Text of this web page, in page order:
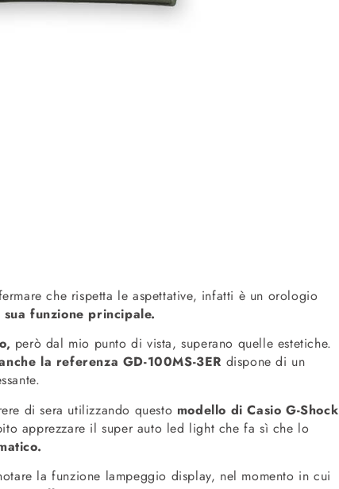
che rispetta le aspettative, infatti è un orologio
sua funzione principale.
però dal mio punto di vista, superano quelle estetiche.
la referenza GD-100MS-3ER dispone di un
di sera utilizzando questo modello di Casio G-Shock
apprezzare il super auto led light che fa sì che lo
la funzione lampeggio display, nel momento in cui